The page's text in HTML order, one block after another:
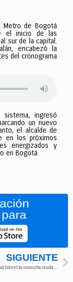
de Bogotá
el inicio de las
sur de la capital.
encabezó la
del cronograma
ingresó
un nuevo
el alcalde de
en los próximos
energizados y
en Bogotá.
SIGUIENTE